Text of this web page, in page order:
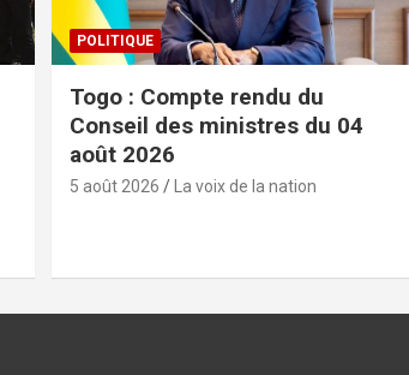
POLITIQUE
Togo : Compte rendu du
Conseil des ministres du 04
août 2026
5 août 2026 La voix de la nation